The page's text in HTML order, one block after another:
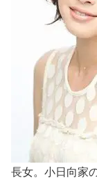
長女。小日向家